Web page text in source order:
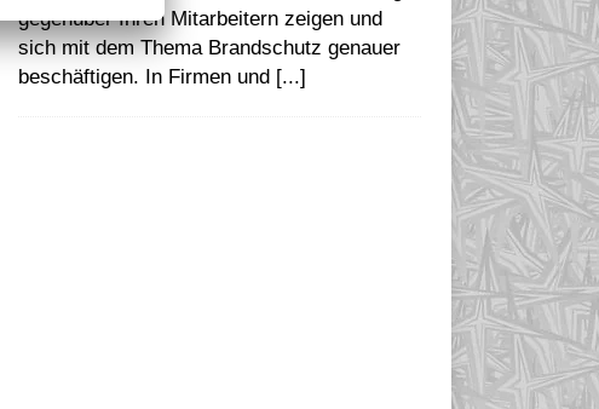
gegenüber Ihren Mitarbeitern zeigen und
sich mit dem Thema Brandschutz genauer
beschäftigen. In Firmen und [...]